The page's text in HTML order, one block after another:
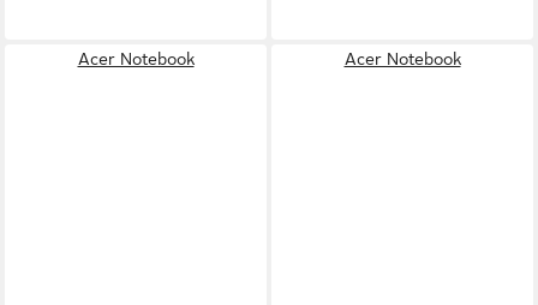
Acer Notebook Acer Notebook